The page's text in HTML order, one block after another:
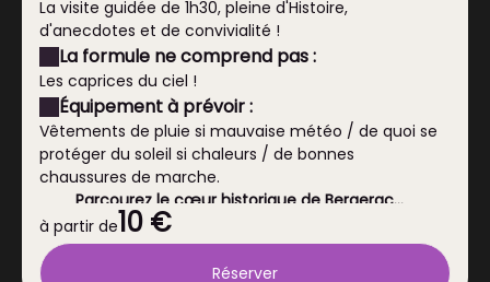
La visite guidée de 1h30, pleine d'Histoire,
d'anecdotes et de convivialité !
La formule ne comprend pas :
Les caprices du ciel !
Équipement à prévoir :
Vêtements de pluie si mauvaise météo / de quoi se
protéger du soleil si chaleurs / de bonnes
chaussures de marche.
Parcourez le cœur historique de Bergerac…
Visite guidée du centre ancien et des quais de la
Dordogne !
à partir de10 €
Réserver